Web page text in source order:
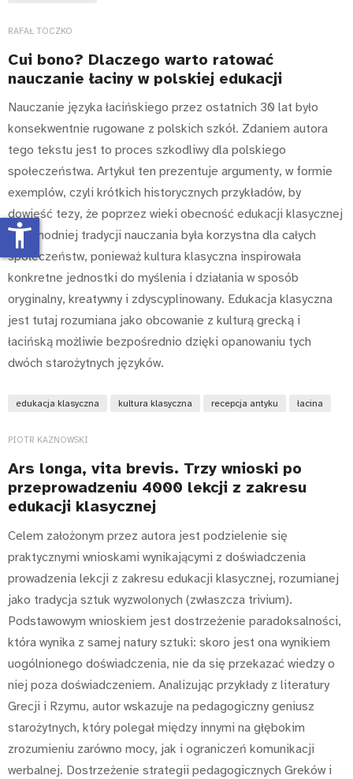
RAFAŁ TOCZKO
Cui bono? Dlaczego warto ratować
nauczanie łaciny w polskiej edukacji
Nauczanie języka łacińskiego przez ostatnich 30 lat było
konsekwentnie rugowane z polskich szkół. Zdaniem autora
tego tekstu jest to proces szkodliwy dla polskiego
społeczeństwa. Artykuł ten prezentuje argumenty, w formie
exemplów, czyli krótkich historycznych przykładów, by
dowieść tezy, że poprzez wieki obecność edukacji klasycznej
w zachodniej tradycji nauczania była korzystna dla całych
społeczeństw, ponieważ kultura klasyczna inspirowała
konkretne jednostki do myślenia i działania w sposób
oryginalny, kreatywny i zdyscyplinowany. Edukacja klasyczna
jest tutaj rozumiana jako obcowanie z kulturą grecką i
łacińską możliwie bezpośrednio dzięki opanowaniu tych
dwóch starożytnych języków.
edukacja klasyczna kultura klasyczna recepcja antyku łacina
PIOTR KAZNOWSKI
Ars longa, vita brevis. Trzy wnioski po
przeprowadzeniu 4000 lekcji z zakresu
edukacji klasycznej
Celem założonym przez autora jest podzielenie się
praktycznymi wnioskami wynikającymi z doświadczenia
prowadzenia lekcji z zakresu edukacji klasycznej, rozumianej
jako tradycja sztuk wyzwolonych (zwłaszcza trivium).
Podstawowym wnioskiem jest dostrzeżenie paradoksalności,
która wynika z samej natury sztuki: skoro jest ona wynikiem
uogólnionego doświadczenia, nie da się przekazać wiedzy o
niej poza doświadczeniem. Analizując przykłady z literatury
Grecji i Rzymu, autor wskazuje na pedagogiczny geniusz
starożytnych, który polegał między innymi na głębokim
zrozumieniu zarówno mocy, jak i ograniczeń komunikacji
werbalnej. Dostrzeżenie strategii pedagogicznych Greków i
accessibility_new